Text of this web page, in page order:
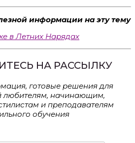
информации на эту тему
в Летних Нарядах
НА РАССЫЛКУ
готовые решения для
любителям, начинающим,
и преподавателям
обучения